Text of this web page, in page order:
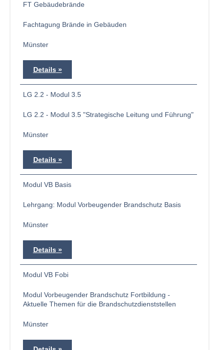
FT Gebäudebrände
Fachtagung Brände in Gebäuden
Münster
Details
LG 2.2 - Modul 3.5
LG 2.2 - Modul 3.5 "Strategische Leitung und Führung"
Münster
Details
Modul VB Basis
Lehrgang: Modul Vorbeugender Brandschutz Basis
Münster
Details
Modul VB Fobi
Modul Vorbeugender Brandschutz Fortbildung -
Aktuelle Themen für die Brandschutzdienststellen
Münster